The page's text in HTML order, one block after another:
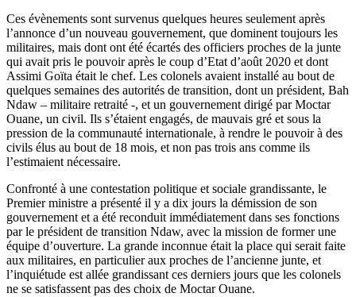
Ces évènements sont survenus quelques heures seulement après
l’annonce d’un nouveau gouvernement, que dominent toujours les
militaires, mais dont ont été écartés des officiers proches de la junte
qui avait pris le pouvoir après le coup d’Etat d’août 2020 et dont
Assimi Goïta était le chef. Les colonels avaient installé au bout de
quelques semaines des autorités de transition, dont un président, Bah
Ndaw – militaire retraité -, et un gouvernement dirigé par Moctar
Ouane, un civil. Ils s’étaient engagés, de mauvais gré et sous la
pression de la communauté internationale, à rendre le pouvoir à des
civils élus au bout de 18 mois, et non pas trois ans comme ils
l’estimaient nécessaire.
Confronté à une contestation politique et sociale grandissante, le
Premier ministre a présenté il y a dix jours la démission de son
gouvernement et a été reconduit immédiatement dans ses fonctions
par le président de transition Ndaw, avec la mission de former une
équipe d’ouverture. La grande inconnue était la place qui serait faite
aux militaires, en particulier aux proches de l’ancienne junte, et
l’inquiétude est allée grandissant ces derniers jours que les colonels
ne se satisfassent pas des choix de Moctar Ouane.